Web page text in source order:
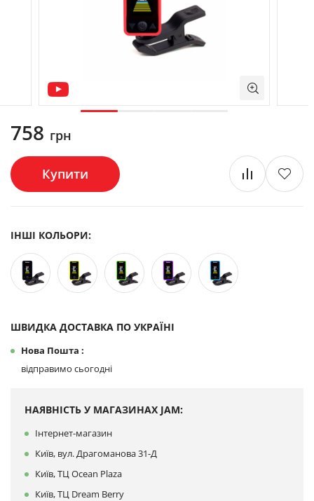
758 грн
Купити
ШВИДКА ДОСТАВКА ПО УКРАЇНІ
Нова Пошта :
відправимо сьогодні
ІНШІ КОЛЬОРИ:
НАЯВНІСТЬ У МАГАЗИНАХ JAM:
Інтернет-магазин
Київ, вул. Драгоманова 31-Д
Київ, ТЦ Ocean Plaza
Київ, ТЦ Dream Berry